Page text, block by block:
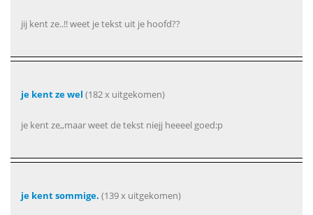
jij kent ze..!! weet je tekst uit je hoofd??
je kent ze wel (182 x uitgekomen)
je kent ze,,maar weet de tekst niejj heeeel goed:p
je kent sommige. (139 x uitgekomen)